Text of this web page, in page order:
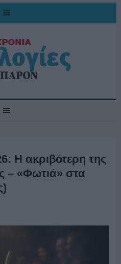
Η ακριβότερη της
– «Φωτιά» στα